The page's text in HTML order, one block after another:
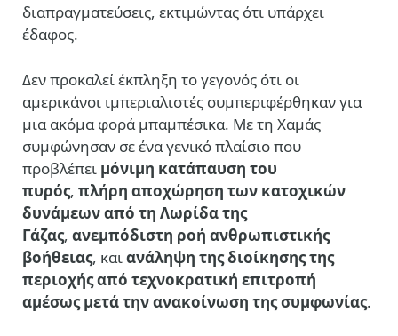
διαπραγματεύσεις, εκτιμώντας ότι υπάρχει
έδαφος.
Δεν προκαλεί έκπληξη το γεγονός ότι οι
αμερικάνοι ιμπεριαλιστές συμπεριφέρθηκαν για
μια ακόμα φορά μπαμπέσικα. Με τη Χαμάς
συμφώνησαν σε ένα γενικό πλαίσιο που
προβλέπει μόνιμη κατάπαυση του
πυρός, πλήρη αποχώρηση των κατοχικών
δυνάμεων από τη Λωρίδα της
Γάζας, ανεμπόδιστη ροή ανθρωπιστικής
βοήθειας, καιανάληψη της διοίκησης της
περιοχής από τεχνοκρατική επιτροπή
αμέσως μετά την ανακοίνωση της συμφωνίας.